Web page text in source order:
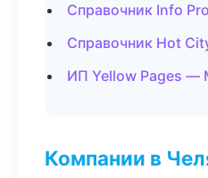
Справочник Info
Справочник Hot
ИП Yellow Pages —
Компании в